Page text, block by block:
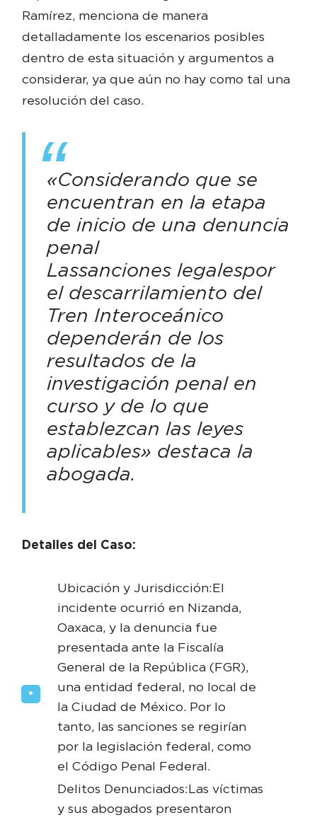
Ramírez, menciona de manera
detalladamente los escenarios posibles
dentro de esta situación y argumentos a
considerar, ya que aún no hay como tal una
resolución del caso.
«Considerando que se
encuentran en la etapa
de inicio de una denuncia
penal
Las sanciones legales por
el descarrilamiento del
Tren Interoceánico
dependerán de los
resultados de la
investigación penal en
curso y de lo que
establezcan las leyes
aplicables» destaca la
abogada.
Detalles del Caso:
Ubicación y Jurisdicción: El
incidente ocurrió en Nizanda,
Oaxaca, y la denuncia fue
presentada ante la Fiscalía
General de la República (FGR),
una entidad federal, no local de
la Ciudad de México. Por lo
tanto, las sanciones se regirían
por la legislación federal, como
el Código Penal Federal.
Delitos Denunciados: Las víctimas
y sus abogados presentaron